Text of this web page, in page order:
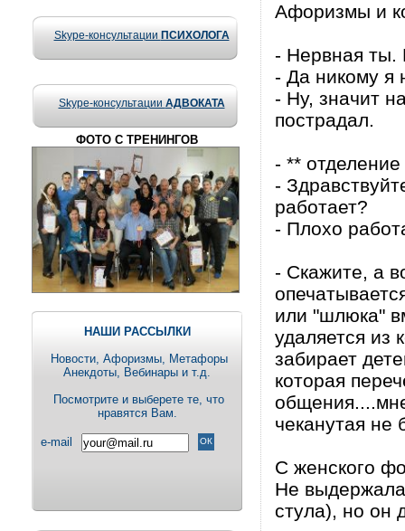
Skype-консультации ПСИХОЛОГА
Skype-консультации АДВОКАТА
ФОТО С ТРЕНИНГОВ
НАШИ РАССЫЛКИ
Новости, Aфоризмы, Метафоры
Анекдоты, Вебинары и т.д.
Посмотрите и выберете те, что
нравятся Вам.
e-mail
Афоризмы и
- Нервная ты.
- Да никому я
- Ну, значит
пострадал.
- **
-
работает?
- Плохо
- Скажите, а
или "шлюка"
удаляется из
забирает
которая
чеканутая не
С женского
Не
стула), но он